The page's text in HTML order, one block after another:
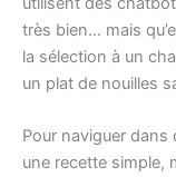
très bien… mais
la sélection à un
un plat de nouilles
Pour naviguer dans
une recette simple,